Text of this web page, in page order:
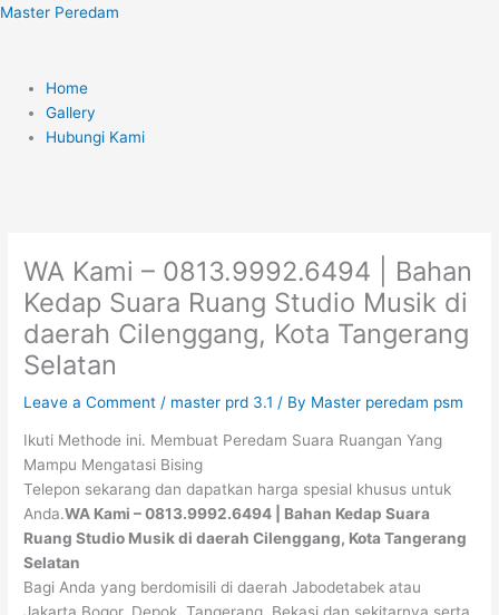
Skip
Master Peredam
Menu
Home
Gallery
Hubungi Kami
WA Kami – 0813.9992.6494 | Bahan
Kedap Suara Ruang Studio Musik di
daerah Cilenggang, Kota Tangerang
Selatan
Leave a Comment / master prd 3.1 / By Master peredam psm
Ikuti Methode ini. Membuat Peredam Suara Ruangan Yang
Mampu Mengatasi Bising
Telepon sekarang dan dapatkan harga spesial khusus untuk
Anda.WA Kami – 0813.9992.6494 | Bahan Kedap Suara
Ruang Studio Musik di daerah Cilenggang, Kota Tangerang
Selatan
Bagi Anda yang berdomisili di daerah Jabodetabek atau